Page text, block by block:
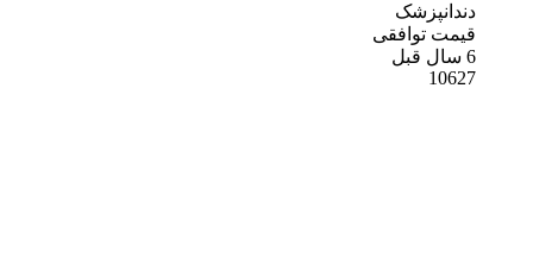
دندانپزشک
قیمت توافقی
10627